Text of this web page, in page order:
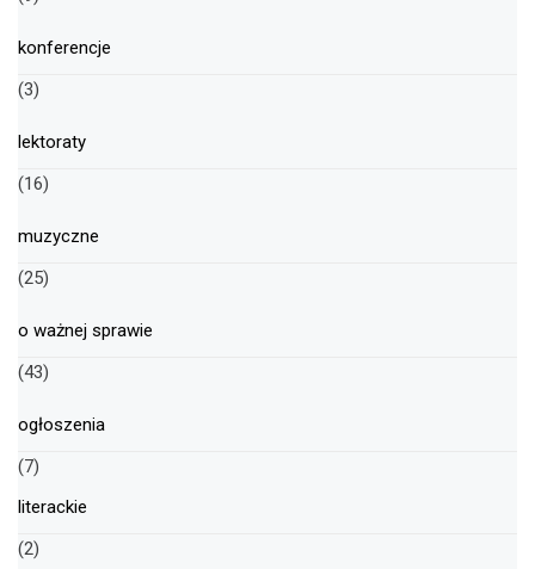
konferencje
(3)
lektoraty
(16)
muzyczne
(25)
o ważnej sprawie
(43)
ogłoszenia
(7)
literackie
(2)